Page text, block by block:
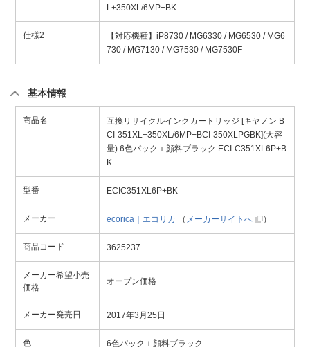
L+350XL/6MP+BK
仕様2
【対応機種】iP8730 / MG6330 / MG6530 / MG6
730 / MG7130 / MG7530 / MG7530F
基本情報
商品名
互換リサイクルインクカートリッジ [キヤノン B
CI-351XL+350XL/6MP+BCI-350XLPGBK](大容
量) 6色パック＋顔料ブラック ECI-C351XL6P+B
K
型番 ECIC351XL6P+BK
メーカー ecorica｜エコリカ （ メーカーサイトへ ）
商品コード 3625237
メーカー希望小売
価格
オープン価格
メーカー発売日 2017年3月25日
色 6色パック＋顔料ブラック